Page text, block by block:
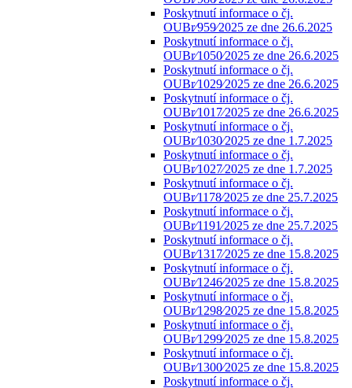
Poskytnutí informace o čj.
OUBr⁄959⁄2025 ze dne 26.6.2025
Poskytnutí informace o čj.
OUBr⁄1050⁄2025 ze dne 26.6.2025
Poskytnutí informace o čj.
OUBr⁄1029⁄2025 ze dne 26.6.2025
Poskytnutí informace o čj.
OUBr⁄1017⁄2025 ze dne 26.6.2025
Poskytnutí informace o čj.
OUBr⁄1030⁄2025 ze dne 1.7.2025
Poskytnutí informace o čj.
OUBr⁄1027⁄2025 ze dne 1.7.2025
Poskytnutí informace o čj.
OUBr⁄1178⁄2025 ze dne 25.7.2025
Poskytnutí informace o čj.
OUBr⁄1191⁄2025 ze dne 25.7.2025
Poskytnutí informace o čj.
OUBr⁄1317⁄2025 ze dne 15.8.2025
Poskytnutí informace o čj.
OUBr⁄1246⁄2025 ze dne 15.8.2025
Poskytnutí informace o čj.
OUBr⁄1298⁄2025 ze dne 15.8.2025
Poskytnutí informace o čj.
OUBr⁄1299⁄2025 ze dne 15.8.2025
Poskytnutí informace o čj.
OUBr⁄1300⁄2025 ze dne 15.8.2025
Poskytnutí informace o čj.